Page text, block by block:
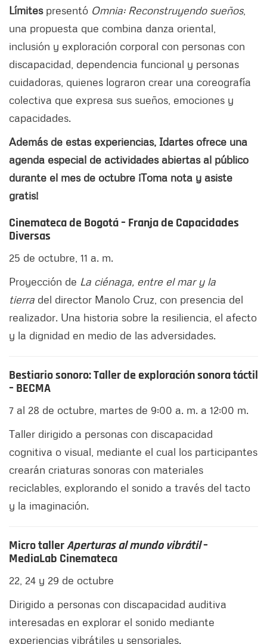
Límitespresentó Omnia: Reconstruyendo sueños,
una propuesta que combina danza oriental,
inclusión y exploración corporal con personas con
discapacidad, dependencia funcional y personas
cuidadoras, quienes lograron crear una coreografía
colectiva que expresa sus sueños, emociones y
capacidades.
Además de estas experiencias, Idartes ofrece una
agenda especial de actividades abiertas al público
durante el mes de octubre ¡Toma nota y asiste
gratis!
Cinemateca de Bogotá – Franja de Capacidades
Diversas
25 de octubre, 11 a. m.
Proyección de La ciénaga, entre el mar y la
tierra del director Manolo Cruz, con presencia del
realizador. Una historia sobre la resiliencia, el afecto
y la dignidad en medio de las adversidades.
Bestiario sonoro: Taller de exploración sonora táctil
– BECMA
7 al 28 de octubre, martes de 9:00 a. m. a 12:00 m.
Taller dirigido a personas con discapacidad
cognitiva o visual, mediante el cual los participantes
crearán criaturas sonoras con materiales
reciclables, explorando el sonido a través del tacto
y la imaginación.
Micro tallerAperturas al mundo vibrátil–
MediaLab Cinemateca
22, 24 y 29 de octubre
Dirigido a personas con discapacidad auditiva
interesadas en explorar el sonido mediante
experiencias vibrátiles y sensoriales.